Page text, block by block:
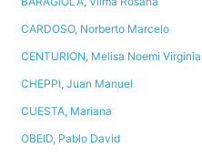
CARDOSO, Norberto Marcelo
CENTURION, Melisa Noemi Virginia
CHEPPI, Juan Manuel
CUESTA, Mariana
OBEID, Pablo David